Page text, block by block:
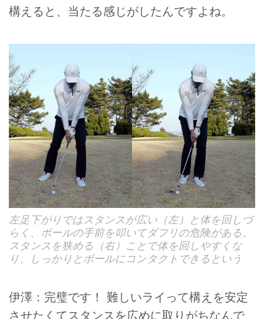
構えると、当たる感じがしたんですよね。
左足下がりではスタンスが広い（左）と体を回しづ
らく、ボールの手前を叩いてダフリの危険がある。
スタンスを狭める（右）ことで体を回しやすくな
り、しっかりとボールにコンタクトできるという
伊澤：完璧です！ 難しいライって構えを安定
させたくてスタンスを広めに取りがちなんで